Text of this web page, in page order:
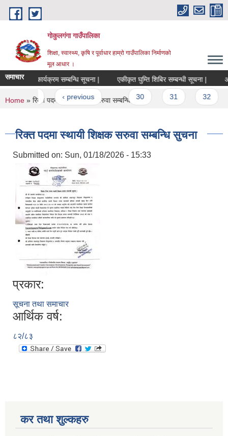
Skip to main content
गोकुलगंगा गाउँपालिका
शिक्षा, स्वास्थ्य, कृषि र पूर्वाधार हाम्रो गाउँपालिका निर्माणको
मूल आधार ।
समाचार
कृषि विकास कार्यक्रम सम्बन्धि सूचना | एकीकृत घुम्ति शिबिर सम्बन्धी सूचना |
Pages ‹ previous … 30 31 32
You are here
Home » रिक्त पदमा स्थायी शिक्षक सरुवा सम्बन्धि सुचना
रिक्त पदमा स्थायी शिक्षक सरुवा सम्बन्धि सुचना
Submitted on: Sun, 01/18/2026 - 15:33
प्रकार:
सूचना तथा समाचार
आर्थिक वर्ष:
८२/८३
कर तथा शुल्कहरु